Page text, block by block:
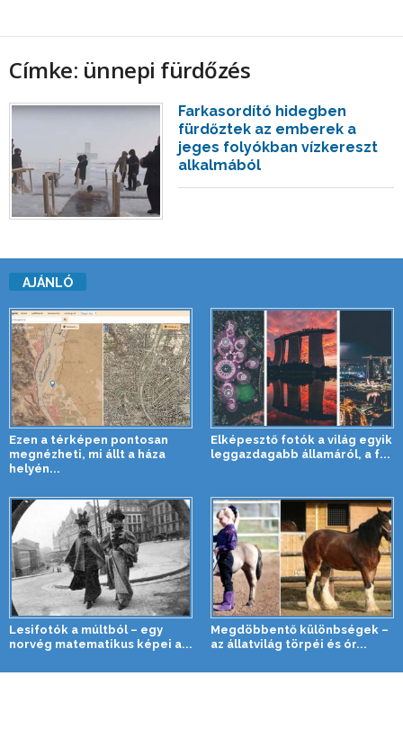
Címke: ünnepi fürdőzés
Farkasordító hidegben
fürdőztek az emberek a
jeges folyókban vízkereszt
alkalmából
AJÁNLÓ
Ezen a térképen pontosan
megnézheti, mi állt a háza
helyén...
Elképesztő fotók a világ egyik
leggazdagabb államáról, a f...
Lesifotók a múltból – egy
norvég matematikus képei a...
Megdöbbentő különbségek –
az állatvilág törpéi és ór...